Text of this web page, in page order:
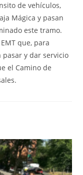
de vehículos,
Mágica y pasan
este tramo.
que, para
pasar y dar servicio
el Camino de